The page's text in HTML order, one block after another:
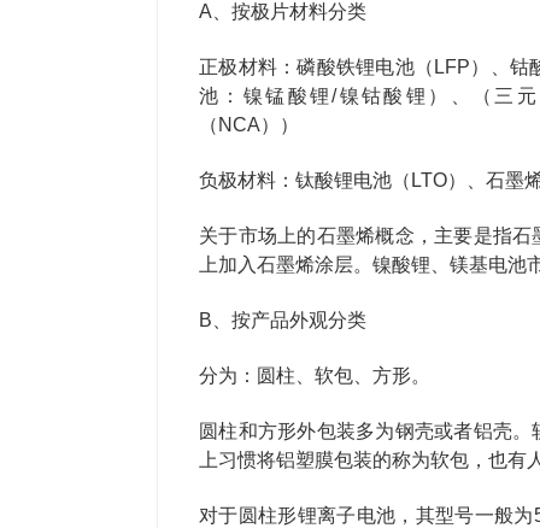
A、按极片材料分类
正极材料：磷酸铁锂电池（LFP）、钴
池：镍锰酸锂/镍钴酸锂）、（三
（NCA））
负极材料：钛酸锂电池（LTO）、石墨
关于市场上的石墨烯概念，主要是指
上加入石墨烯涂层。镍酸锂、镁基电池
B、按产品外观分类
分为：圆柱、软包、方形。
圆柱和方形外包装多为钢壳或者铝壳
上习惯将铝塑膜包装的称为软包，也
对于圆柱形锂离子电池，其型号一般